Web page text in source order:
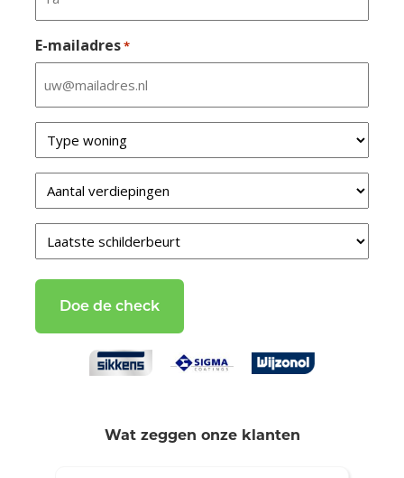
E-mailadres*
Type
van
uw
woning
*
Verdiepingen
Laatste
schilderbeurt
Wat zeggen onze klanten